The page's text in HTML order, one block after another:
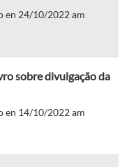
en 24/10/2022 am
sobre divulgação da
en 14/10/2022 am